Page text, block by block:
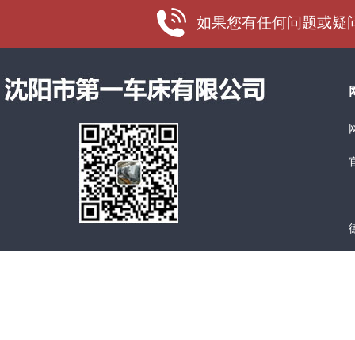
如果您有任何问题或疑